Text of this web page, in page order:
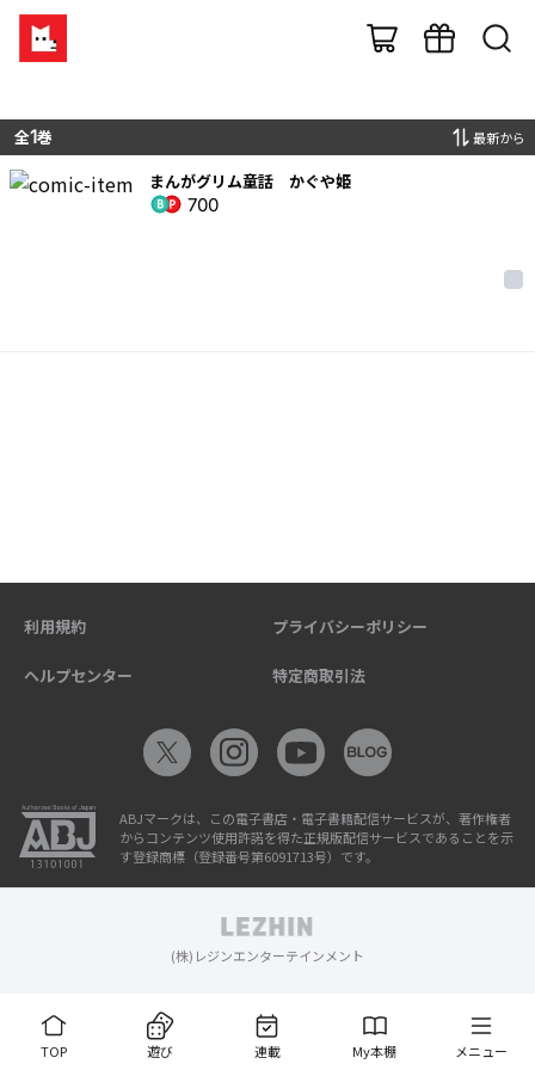
全1巻 最新から
まんがグリム童話 かぐや姫
700
TOP 遊び 連載 My本棚 メニュー
利用規約 プライバシーポリシー
ヘルプセンター 特定商取引法
ABJマークは、この電子書店・電子書籍配信サービスが、著作権者
からコンテンツ使用許諾を得た正規版配信サービスであることを示
す登録商標（登録番号第6091713号）です。
(株)レジンエンターテインメント